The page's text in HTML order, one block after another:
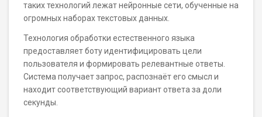
таких технологий лежат нейронные сети, обученные на
огромных наборах текстовых данных.
Технология обработки естественного языка
предоставляет боту идентифицировать цели
пользователя и формировать релевантные ответы.
Система получает запрос, распознаёт его смысл и
находит соответствующий вариант ответа за доли
секунды.